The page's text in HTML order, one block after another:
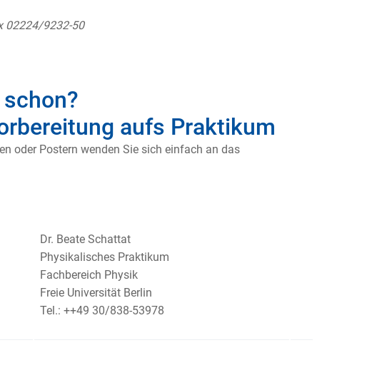
02224/9232-50
aufs Praktikum
oder Postern wenden Sie sich einfach an das
Dr. Beate Schattat
Physikalisches Praktikum
Fachbereich Physik
Freie Universität Berlin
Tel.: ++49 30/838-53978